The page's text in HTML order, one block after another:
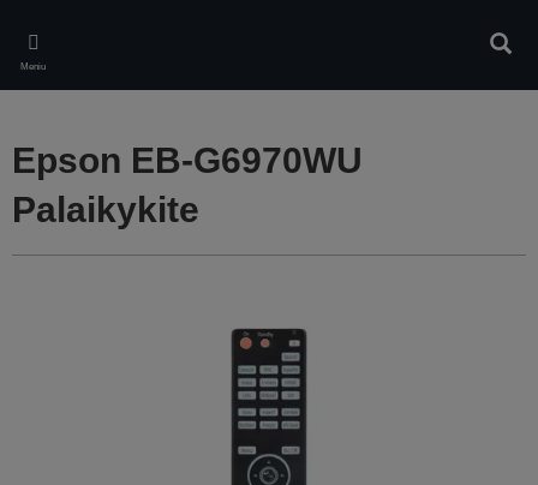
main
content
Meniu
Epson EB-G6970WU
Palaikykite